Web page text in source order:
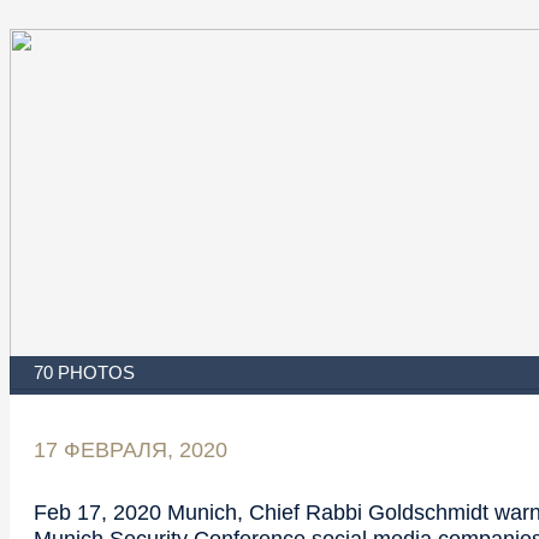
70 PHOTOS
17 ФЕВРАЛЯ, 2020
Feb 17, 2020 Munich, Chief Rabbi Goldschmidt